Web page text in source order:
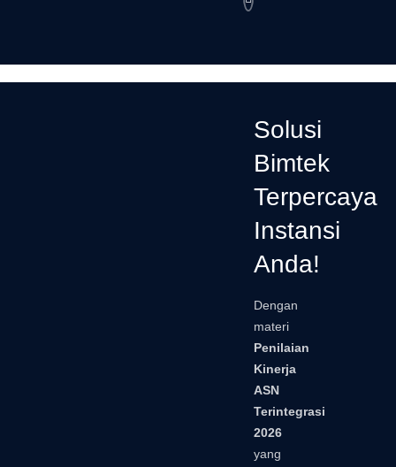
Solusi
Bimtek
Terpercaya
Instansi
Anda!
Dengan
materi
Penilaian
Kinerja
ASN
Terintegrasi
2026
yang